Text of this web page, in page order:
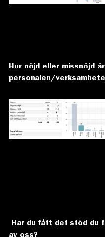
Hur nöjd eller missnöjd
personalen/ve
Har du fått det stöd du
av oss?